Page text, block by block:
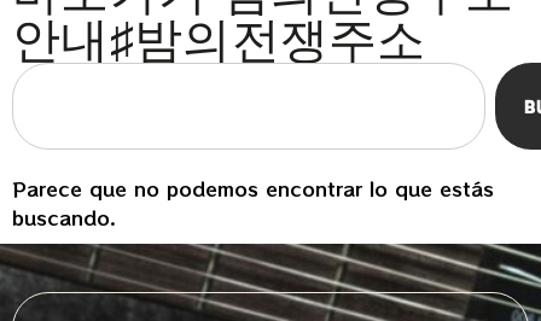
안내♯밤의전쟁주소
Parece que no podemos encontrar lo que estás
buscando.